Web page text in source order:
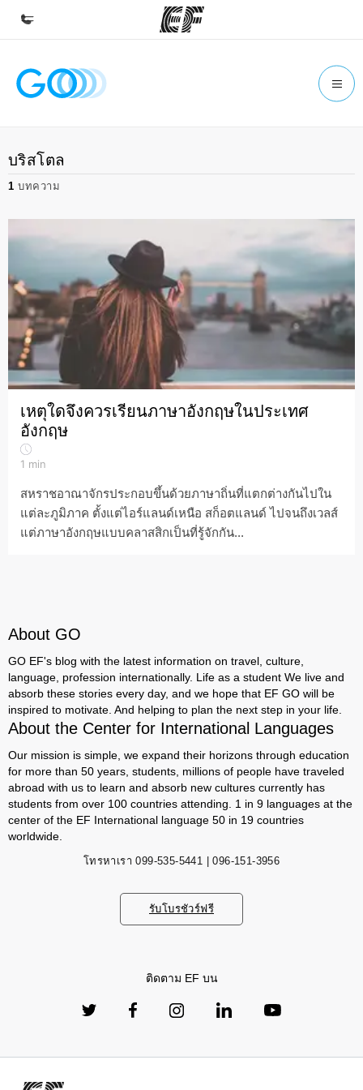
หน้าหลัก
ดูโปรแกรมทั้งหมด
สำนักงาน
ค้นหาสำนักงานที่ใกล้กับคุณ
เกี่ยวกับเรา
ประวัติองค์กร
อาชีพ
ร่วมงานกับเรา
บริสโตล
1 บทความ
เหตุใดจึงควรเรียนภาษาอังกฤษในประเทศ
อังกฤษ
1 min
สหราชอาณาจักรประกอบขึ้นด้วยภาษาถิ่นที่แตกต่างกันไปใน
แต่ละภูมิภาค ตั้งแต่ไอร์แลนด์เหนือ สก็อตแลนด์ ไปจนถึงเวลส์
แต่ภาษาอังกฤษแบบคลาสสิกเป็นที่รู้จักกัน...
About GO
GO EF's blog with the latest information on travel, culture,
language, profession internationally. Life as a student We live and
absorb these stories every day, and we hope that EF GO will be
inspired to motivate. And helping to plan the next step in your life.
About the Center for International Languages
Our mission is simple, we expand their horizons through education
for more than 50 years, students, millions of people have traveled
abroad with us to learn and absorb new cultures currently has
students from over 100 countries attending. 1 in 9 languages ​​at the
center of the EF International language 50 in 19 countries
worldwide.
โทรหาเรา 099-535-5441 | 096-151-3956
รับโบรชัวร์ฟรี
ติดตาม EF บน